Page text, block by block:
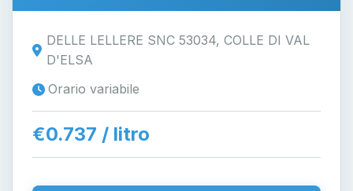
DELLE LELLERE SNC 53034, COLLE DI VAL
D'ELSA
Orario variabile
€0.737 / litro